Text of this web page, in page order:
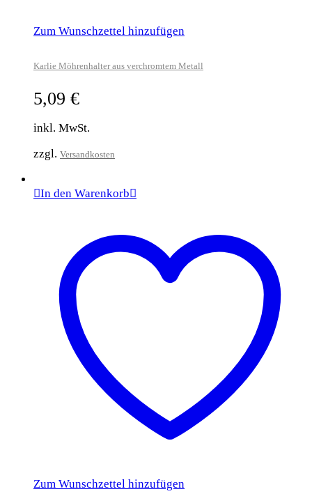
Zum Wunschzettel hinzufügen
Karlie Möhrenhalter aus verchromtem Metall
5,09 €
inkl. MwSt.
zzgl. Versandkosten
In den Warenkorb
Zum Wunschzettel hinzufügen